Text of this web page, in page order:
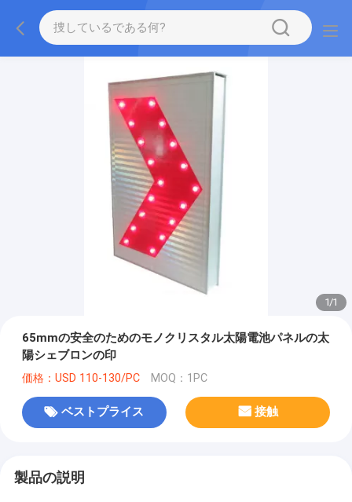
1/1
65mmの安全のためのモノクリスタル太陽電池パネルの太
陽シェブロンの印
価格：USD 110-130/PC MOQ：1PC
ベストプライス 接触
製品の説明